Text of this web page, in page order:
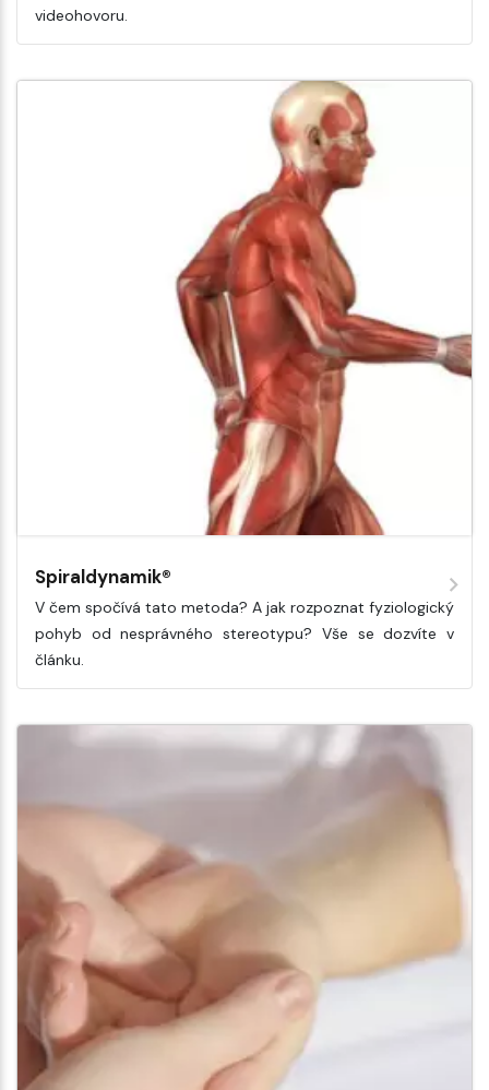
videohovoru.
Spiraldynamik®
V čem spočívá tato metoda? A jak rozpoznat fyziologický
pohyb od nesprávného stereotypu? Vše se dozvíte v
článku.